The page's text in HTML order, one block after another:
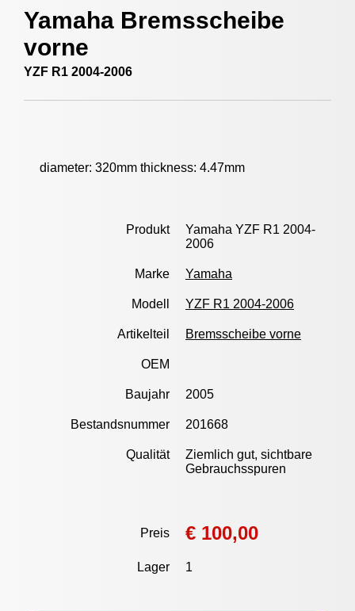
Yamaha Bremsscheibe
vorne
YZF R1 2004-2006
diameter: 320mm thickness: 4.47mm
Produkt
Yamaha YZF R1 2004-
2006
Marke Yamaha
Modell YZF R1 2004-2006
Artikelteil Bremsscheibe vorne
OEM
Baujahr 2005
Bestandsnummer 201668
Qualität
Ziemlich gut, sichtbare
Gebrauchsspuren
Preis € 100,00
Lager 1